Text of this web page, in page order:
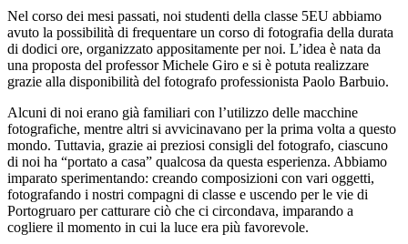
Nel corso dei mesi passati, noi studenti della classe 5EU abbiamo
avuto la possibilità di frequentare un corso di fotografia della durata
di dodici ore, organizzato appositamente per noi. L’idea è nata da
una proposta del professor Michele Giro e si è potuta realizzare
grazie alla disponibilità del fotografo professionista Paolo Barbuio.
Alcuni di noi erano già familiari con l’utilizzo delle macchine
fotografiche, mentre altri si avvicinavano per la prima volta a questo
mondo. Tuttavia, grazie ai preziosi consigli del fotografo, ciascuno
di noi ha “portato a casa” qualcosa da questa esperienza. Abbiamo
imparato sperimentando: creando composizioni con vari oggetti,
fotografando i nostri compagni di classe e uscendo per le vie di
Portogruaro per catturare ciò che ci circondava, imparando a
cogliere il momento in cui la luce era più favorevole.